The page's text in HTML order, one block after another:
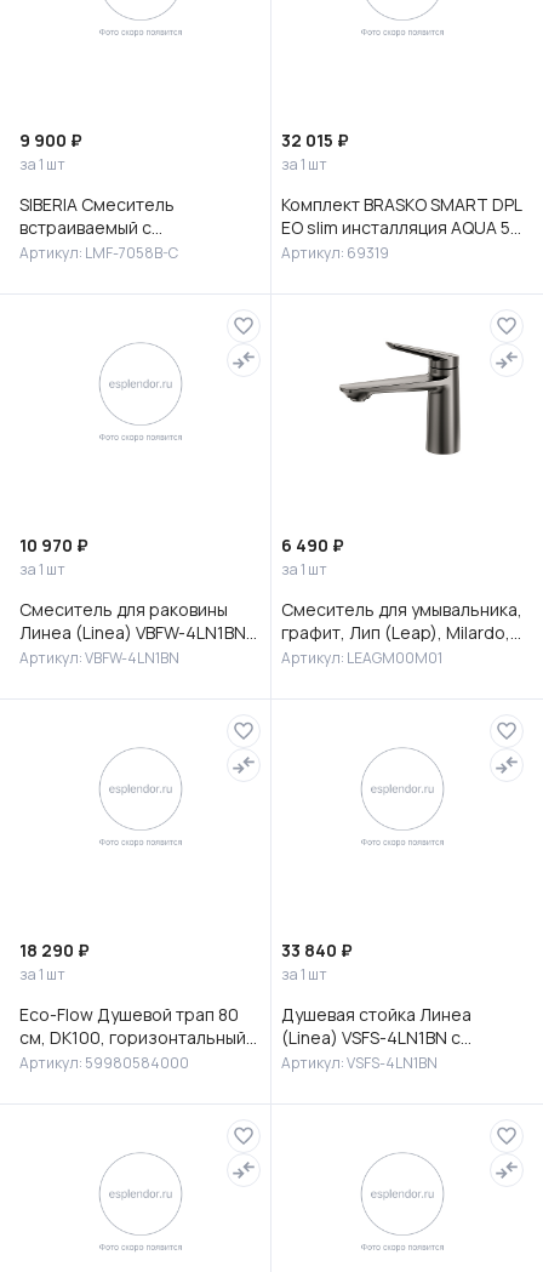
9 900 ₽
за 1 шт
SIBERIA Смеситель
встраиваемый с
гигиеническим душем,
Артикул: LMF-7058B-C
32 015 ₽
за 1 шт
Комплект BRASKO SMART DPL
EO slim инсталляция AQUA 50
PRIME P кнопка ACCENTO
Артикул: 69319
10 970 ₽
за 1 шт
Смеситель для раковины
Линеа (Linea) VBFW-4LN1BN
встраиваемый,
Артикул: VBFW-4LN1BN
6 490 ₽
за 1 шт
Смеситель для умывальника,
графит, Лип (Leap), Milardo,
LEAGM00M01
Артикул: LEAGM00M01
18 290 ₽
за 1 шт
Eco-Flow Душевой трап 80
см, DK100, горизонтальный
сифон 60 мм, матовый
Артикул: 59980584000
33 840 ₽
за 1 шт
Душевая стойка Линеа
(Linea) VSFS-4LN1BN с
изливом, брашированный
Артикул: VSFS-4LN1BN